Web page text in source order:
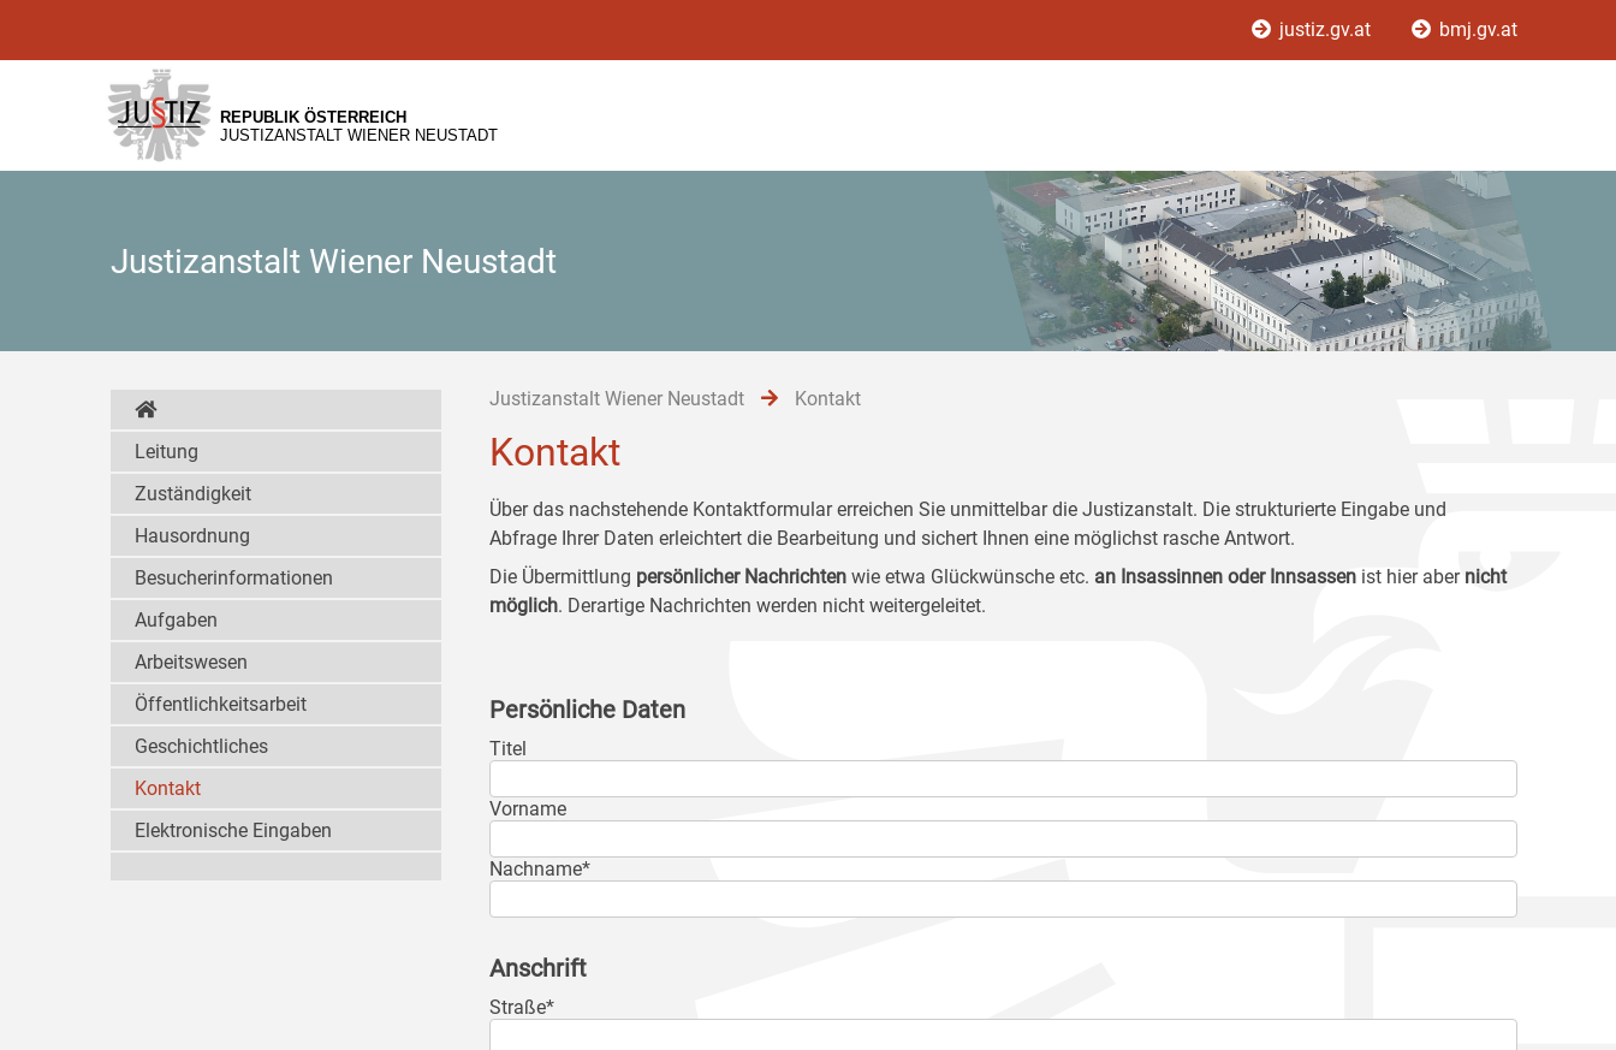
[1]
[2]
[3]
justiz.gv.at bmj.gv.at
REPUBLIK ÖSTERREICH
JUSTIZANSTALT WIENER NEUSTADT
Justizanstalt Wiener Neustadt
Justizanstalt Wiener Neustadt Kontakt
Kontakt
Über das nachstehende Kontaktformular erreichen Sie unmittelbar die Justizanstalt. Die strukturierte Eingabe und
Abfrage Ihrer Daten erleichtert die Bearbeitung und sichert Ihnen eine möglichst rasche Antwort.
Die Übermittlung persönlicher Nachrichten wie etwa Glückwünsche etc. an Insassinnen oder Innsassen ist hier aber nicht
möglich. Derartige Nachrichten werden nicht weitergeleitet.
Persönliche Daten
Titel
Vorname
Nachname*
Anschrift
Straße*
Leitung
Zuständigkeit
Hausordnung
Besucherinformationen
Aufgaben
Arbeitswesen
Öffentlichkeitsarbeit
Geschichtliches
Kontakt
Elektronische Eingaben